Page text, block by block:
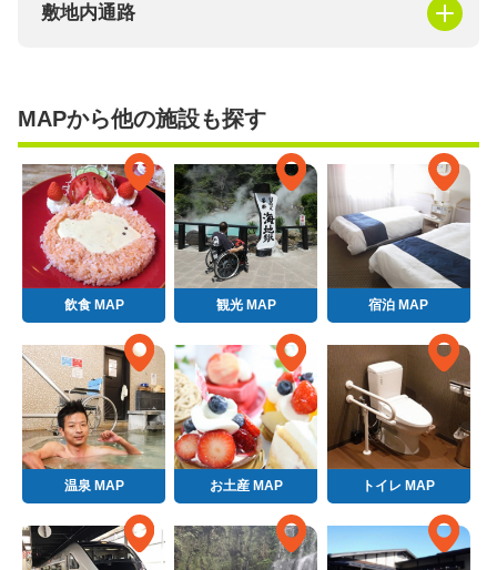
敷地内通路
MAPから他の施設も探す
飲食 MAP 観光 MAP 宿泊 MAP
温泉 MAP お土産 MAP トイレ MAP